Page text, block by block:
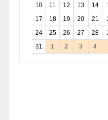
10
11 12 13 14
17
18 19 20 21
24
25 26 27 28
31
1 2 3 4